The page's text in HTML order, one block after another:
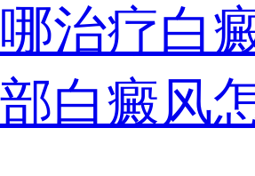
哪治疗白
部白癜风